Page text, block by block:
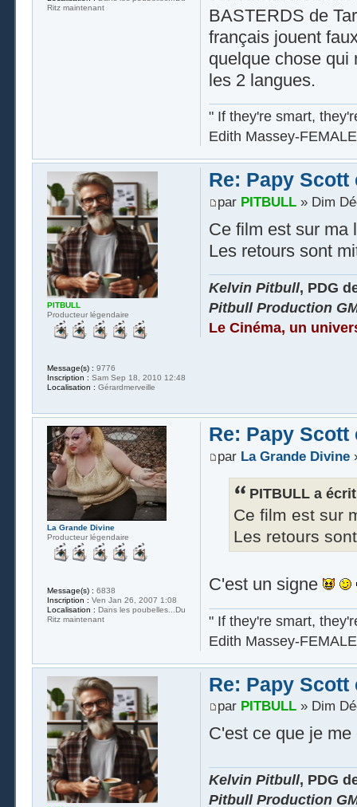
BASTERDS de
français jouent
quelque chose qui
les 2 langues.
" If they're smart,
Edith Massey-
Ritz maintenant
Re: Papy Scott
par PITBULL» Dim
Ce film est sur ma
Les retours sont
Kelvin Pitbull, PDG
Pitbull Production
Le Cinéma, un
PITBULL
Producteur légendaire
Message(s) : 9776
Inscription : Sam Sep 18, 2010 12:48
Localisation : Gérardmerveille
Re: Papy Scott
par La Grande Divine
PITBULL a
Ce film est sur
Les retours
C'est un signe
" If they're smart,
Edith Massey-
La Grande Divine
Producteur légendaire
Message(s) : 6838
Inscription : Ven Jan 26, 2007 1:08
Localisation : Dans les poubelles...Du
Ritz maintenant
Re: Papy Scott
par PITBULL» Dim
C'est ce que je
Kelvin Pitbull, PDG
Pitbull Production